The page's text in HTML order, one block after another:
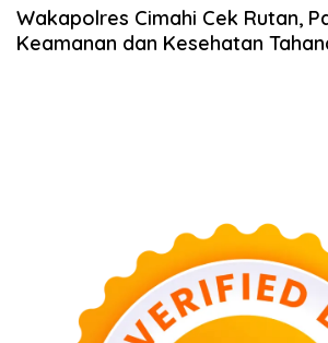
Wakapolres Cimahi Cek Rutan,
Keamanan dan Kesehatan